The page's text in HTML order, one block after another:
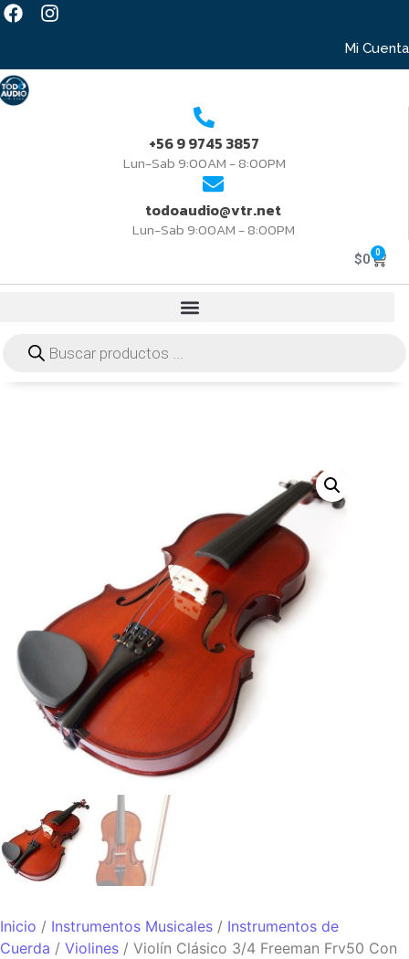
Mi Cuenta
+56 9 9745 3857
Lun-Sab 9:00AM - 8:00PM
todoaudio@vtr.net
Lun-Sab 9:00AM - 8:00PM
$0 0
Inicio / Instrumentos Musicales / Instrumentos de
Cuerda / Violines / Violín Clásico 3/4 Freeman Frv50 Con